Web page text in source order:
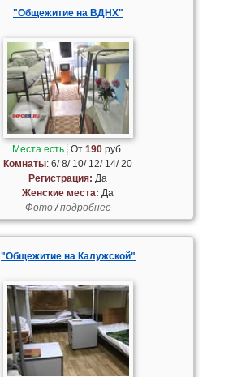
"Общежитие на ВДНХ"
Места есть От190 руб.
Комнаты: 6/ 8/ 10/ 12/ 14/ 20
Регистрация: Да
Женские места: Да
Фото/подробнее
"Общежитие на Калужской"